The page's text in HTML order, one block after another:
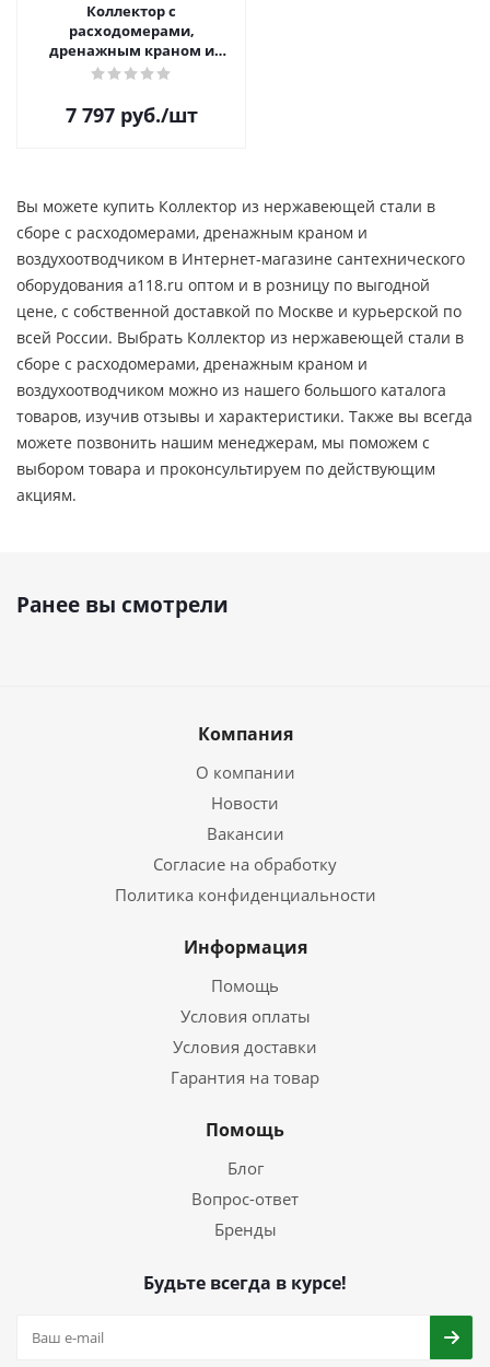
Коллектор с
расходомерами,
дренажным краном и
краном Маевского, 2 вых.
7 797руб./шт
Вы можете купить Коллектор из нержавеющей стали в
сборе с расходомерами, дренажным краном и
воздухоотводчиком в Интернет-магазине сантехнического
оборудования a118.ru оптом и в розницу по выгодной
цене, c собственной доставкой по Москве и курьерской по
всей России. Выбрать Коллектор из нержавеющей стали в
сборе с расходомерами, дренажным краном и
воздухоотводчиком можно из нашего большого каталога
товаров, изучив отзывы и характеристики. Также вы всегда
можете позвонить нашим менеджерам, мы поможем с
выбором товара и проконсультируем по действующим
акциям.
Ранее вы смотрели
Компания
О компании
Новости
Вакансии
Согласие на обработку
Политика конфиденциальности
Информация
Помощь
Условия оплаты
Условия доставки
Гарантия на товар
Помощь
Блог
Вопрос-ответ
Бренды
Будьте всегда в курсе!